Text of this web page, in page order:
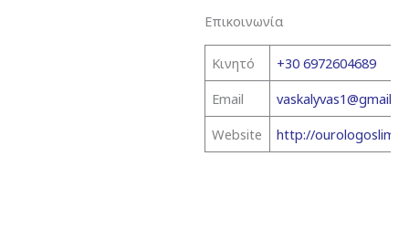
Επικοινωνία
Κινητό
+30 6972604689
Email
Website
http://